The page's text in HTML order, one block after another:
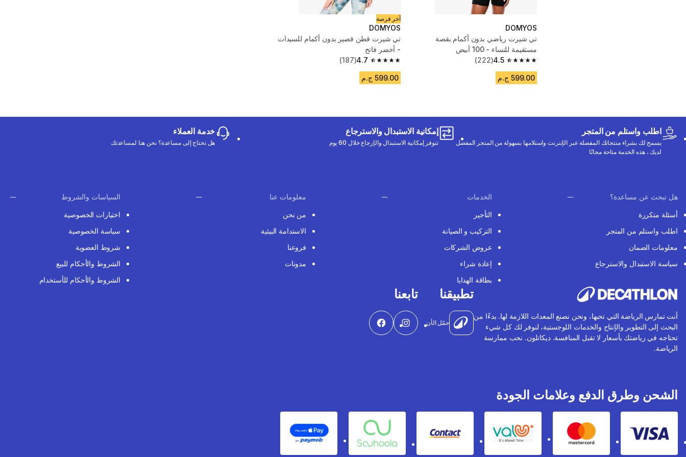
DOMYOS
تي شيرت رياضي بدون أكمام بقصة
مستقيمة للنساء - 100 أبيض
4.5
4.5 out of 5 stars from 222 reviews
(222)
599.00 ج.م
آخر فرصة
DOMYOS
تي شيرت قطن قصير بدون أكمام للسيدات
- أخضر فاتح
4.7
4.7 out of 5 stars from 187 reviews
(187)
599.00 ج.م
اطلب واستلم من المتجر
يسمح لك بشراء منتجاتك المفضلة عبر الإنترنت واستلامها بسهولة من المتجر المفضل
لديك ، هذه الخدمة متاحة مجانًا
إمكانية الاستبدال والاسترجاع
تتوفر إمكانية الاستبدال والإرجاع خلال 60 يوم
خدمة العملاء
هل تحتاج إلى مساعدة؟ نحن هنا لمساعدتك
هل تبحث عن مساعدة؟
أسئلة متكررة
اطلب واستلم من المتجر
معلومات الضمان
سياسة الاستبدال والاسترجاع
الخدمات
التأجير
التركيب و الصيانة
عروض الشركات
إعادة شراء
بطاقة الهدايا
معلومات عنا
من نحن
الاستدامة البيئية
فروعنا
مدونات
السياسات والشروط
اختيارات الخصوصية
سياسة الخصوصية
شروط العضوية
الشروط والأحكام للبيع
الشروط والأحكام للأستخدام
أنت تمارس الرياضة التي تحبها، ونحن نصنع المعدات اللازمة لها. بدءًا من
البحث إلى التطوير والإنتاج والخدمات اللوجستية، لنوفر لك كل شيء
تحتاجه في رياضتك بأسعار لا تقبل المنافسة. ديكاتلون. نحب ممارسة
الرياضة.
تطبيقنا
حمّل الأن
تابعنا
الشحن وطرق الدفع وعلامات الجودة
Visa
Mastercard
Valu
Contact
Souhoola
Apple Pay